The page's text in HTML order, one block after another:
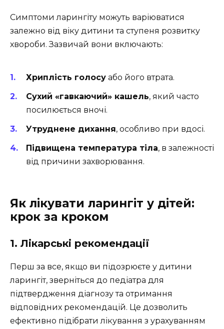
Симптоми ларингіту можуть варіюватися
залежно від віку дитини та ступеня розвитку
хвороби. Зазвичай вони включають:
Хриплість голосу або його втрата.
Сухий «гавкаючий» кашель, який часто
посилюється вночі.
Утруднене дихання, особливо при вдосі.
Підвищена температура тіла, в залежності
від причини захворювання.
Як лікувати ларингіт у дітей:
крок за кроком
1. Лікарські рекомендації
Перш за все, якщо ви підозрюєте у дитини
ларингіт, зверніться до педіатра для
підтвердження діагнозу та отримання
відповідних рекомендацій. Це дозволить
ефективно підібрати лікування з урахуванням